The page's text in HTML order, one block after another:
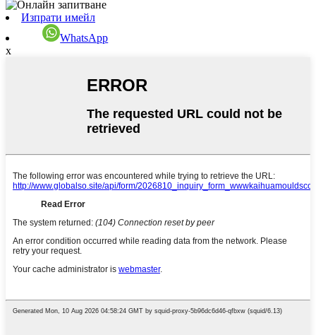
Изпрати имейл
WhatsApp
x